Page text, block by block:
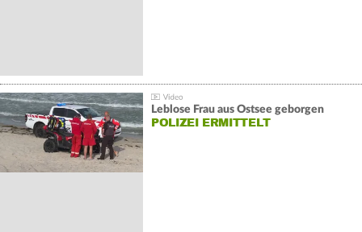
Leblose Frau aus Ostsee geborgen
POLIZEI ERMITTELT